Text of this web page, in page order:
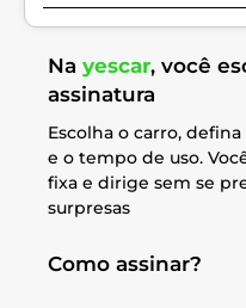
Na yescar, você
assinatura
Escolha o carro,
e o tempo de uso.
fixa e dirige sem se
surpresas
Como assinar?